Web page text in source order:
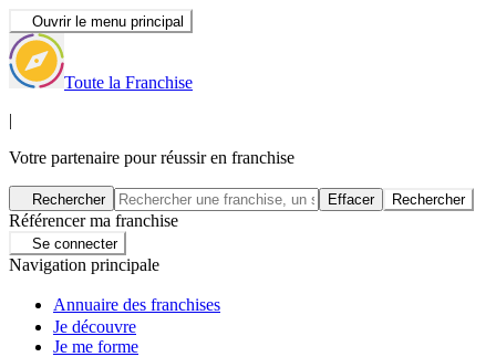
Ouvrir le menu principal
Toute la Franchise
|
Votre partenaire pour réussir en franchise
Rechercher Effacer Rechercher
Référencer ma franchise
Se connecter
Navigation principale
Annuaire des franchises
Je découvre
Je me forme